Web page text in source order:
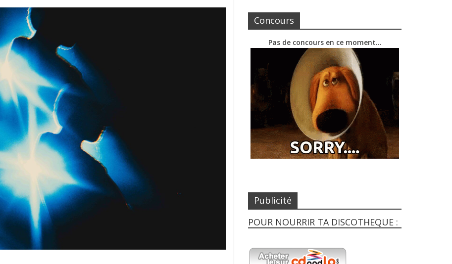
Concours
Pas de concours en ce moment…
Publicité
POUR NOURRIR TA DISCOTHEQUE :